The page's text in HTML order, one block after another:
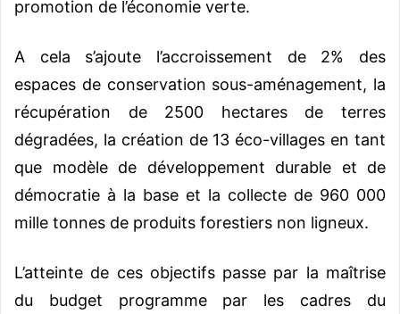
promotion de l’économie verte.
A cela s’ajoute l’accroissement de 2% des
espaces de conservation sous-aménagement, la
récupération de 2500 hectares de terres
dégradées, la création de 13 éco-villages en tant
que modèle de développement durable et de
démocratie à la base et la collecte de 960 000
mille tonnes de produits forestiers non ligneux.
L’atteinte de ces objectifs passe par la maîtrise
du budget programme par les cadres du